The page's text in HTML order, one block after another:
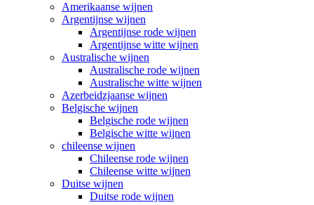
Amerikaanse wijnen
Argentijnse wijnen
Argentijnse rode wijnen
Argentijnse witte wijnen
Australische wijnen
Australische rode wijnen
Australische witte wijnen
Azerbeidzjaanse wijnen
Belgische wijnen
Belgische rode wijnen
Belgische witte wijnen
chileense wijnen
Chileense rode wijnen
Chileense witte wijnen
Duitse wijnen
Duitse rode wijnen